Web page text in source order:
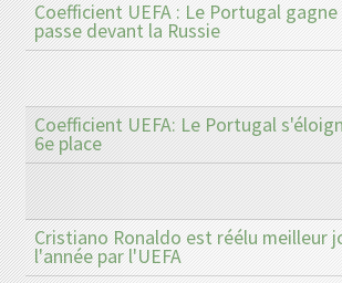
Coefficient UEFA : Le Portugal
passe devant la Russie
Coefficient UEFA: Le Portugal
6e place
Cristiano Ronaldo est réélu meilleur
l'année par l'UEFA